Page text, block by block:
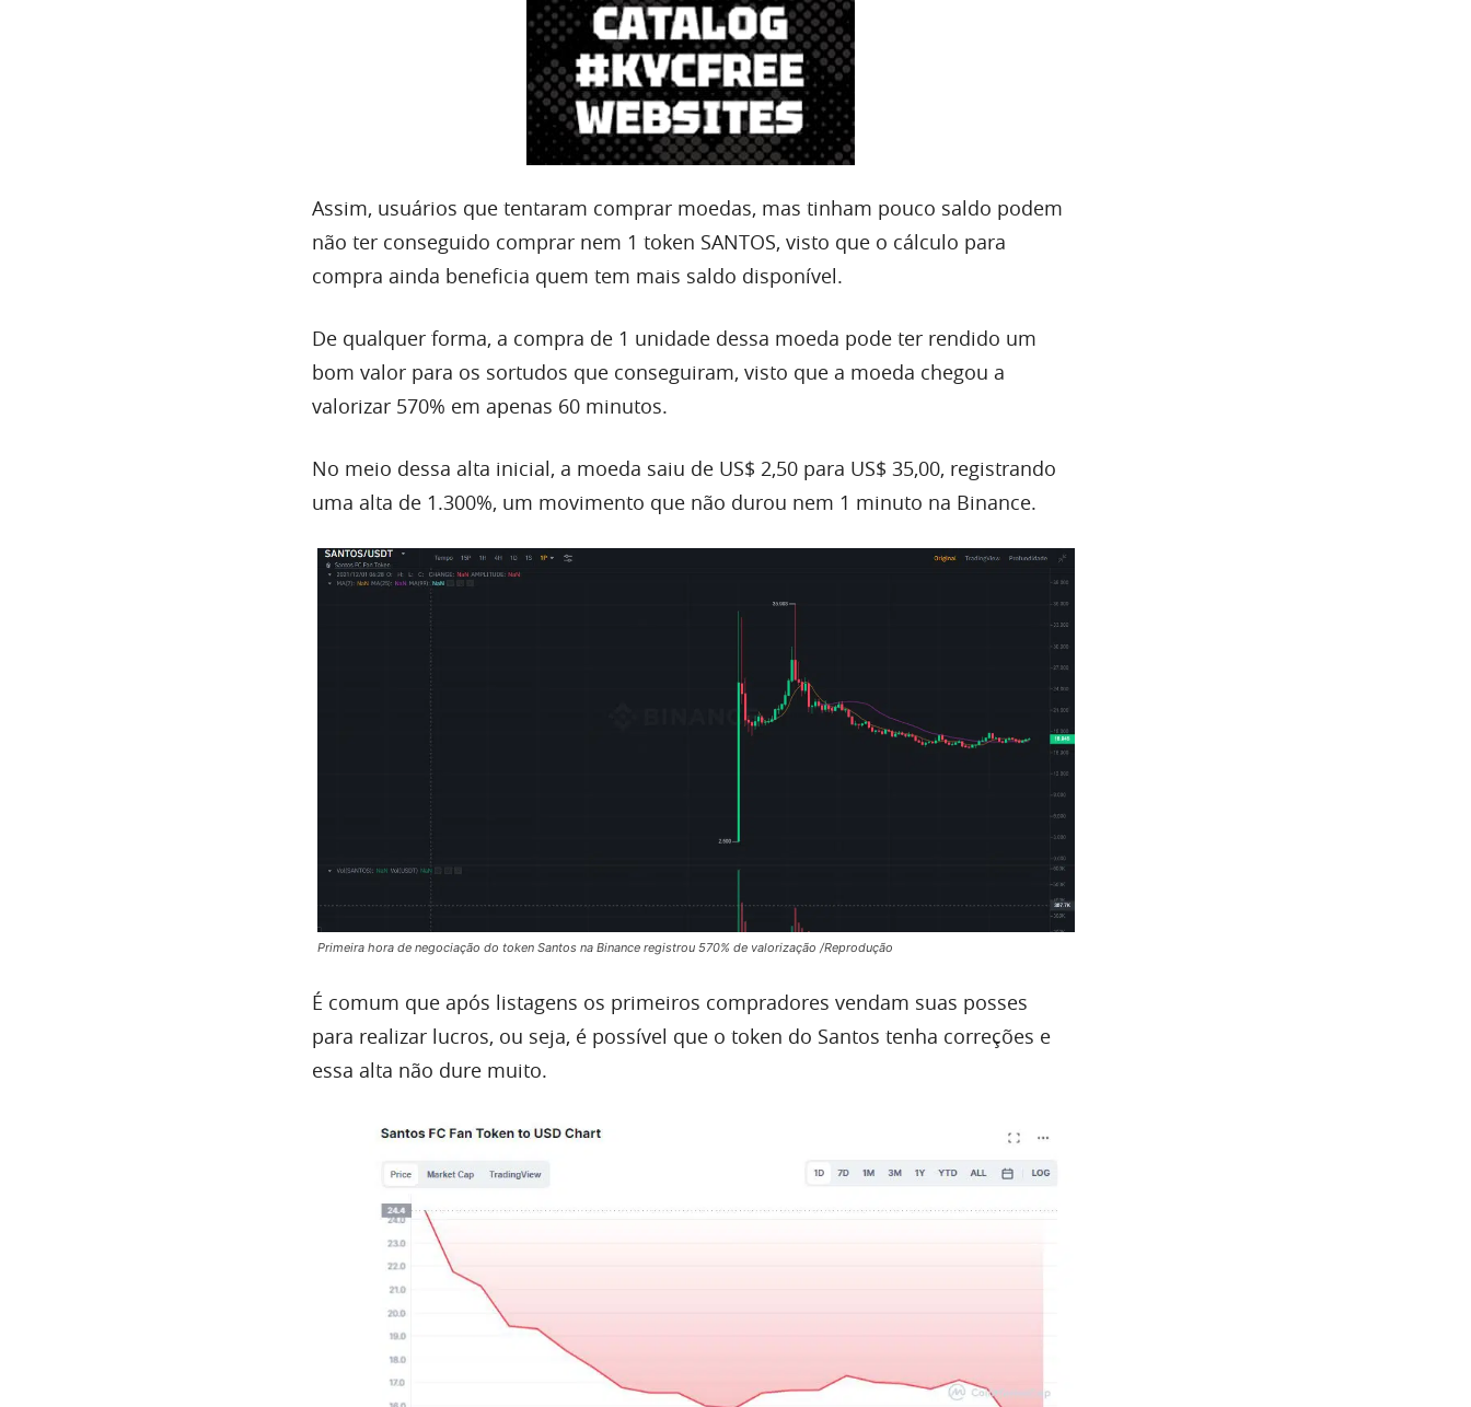
Assim, usuários que tentaram comprar moedas, mas tinham pouco saldo podem
não ter conseguido comprar nem 1 token SANTOS, visto que o cálculo para
compra ainda beneficia quem tem mais saldo disponível.
De qualquer forma, a compra de 1 unidade dessa moeda pode ter rendido um
bom valor para os sortudos que conseguiram, visto que a moeda chegou a
valorizar 570% em apenas 60 minutos.
No meio dessa alta inicial, a moeda saiu de US$ 2,50 para US$ 35,00, registrando
uma alta de 1.300%, um movimento que não durou nem 1 minuto na Binance.
Primeira hora de negociação do token Santos na Binance registrou 570% de valorização /Reprodução
É comum que após listagens os primeiros compradores vendam suas posses
para realizar lucros, ou seja, é possível que o token do Santos tenha correções e
essa alta não dure muito.